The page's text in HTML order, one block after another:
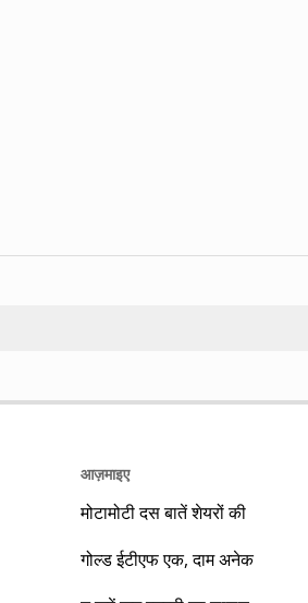
आज़माइए
मोटामोटी दस बातें शेयरों की
गोल्ड ईटीएफ एक, दाम अनेक